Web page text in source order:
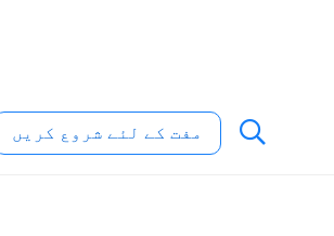
مفت کے لئے شروع کریں